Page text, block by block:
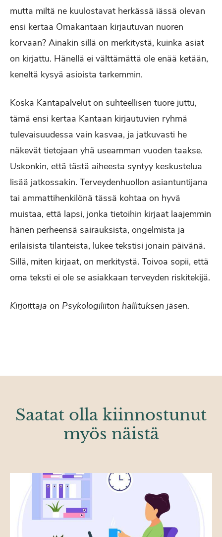
mutta miltä ne kuulostavat herkässä iässä olevan
ensi kertaa Omakantaan kirjautuvan nuoren
korvaan? Ainakin sillä on merkitystä, kuinka asiat
on kirjattu. Hänellä ei välttämättä ole enää ketään,
keneltä kysyä asioista tarkemmin.
Koska Kantapalvelut on suhteellisen tuore juttu,
tämä ensi kertaa Kantaan kirjautuvien ryhmä
tulevaisuudessa vain kasvaa, ja jatkuvasti he
näkevät tietojaan yhä useamman vuoden taakse.
Uskonkin, että tästä aiheesta syntyy keskustelua
lisää jatkossakin. Terveydenhuollon asiantuntijana
tai ammattihenkilönä tässä kohtaa on hyvä
muistaa, että lapsi, jonka tietoihin kirjaat laajemmin
hänen perheensä sairauksista, ongelmista ja
erilaisista tilanteista, lukee tekstisi jonain päivänä.
Sillä, miten kirjaat, on merkitystä. Toivoa sopii, että
oma teksti ei ole se asiakkaan terveyden riskitekijä.
Kirjoittaja on Psykologiliiton hallituksen jäsen.
Saatat olla kiinnostunut
myös näistä